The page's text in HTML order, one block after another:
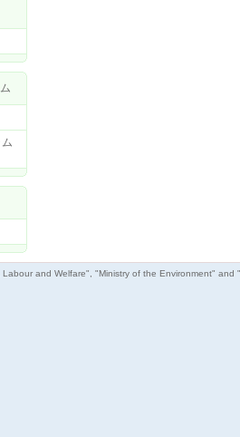
and Welfare", "Ministry of the Environment"